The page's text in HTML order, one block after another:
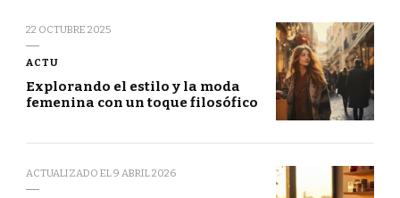
22 OCTUBRE 2025
ACTU
Explorando el estilo y la moda
femenina con un toque filosófico
ACTUALIZADO EL9 ABRIL 2026